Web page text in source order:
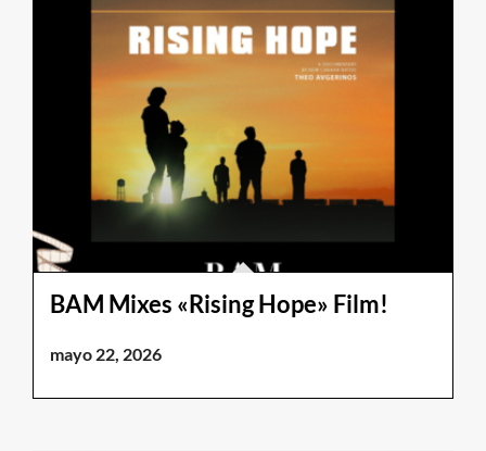
BAM Mixes «Rising Hope» Film!
mayo 22, 2026